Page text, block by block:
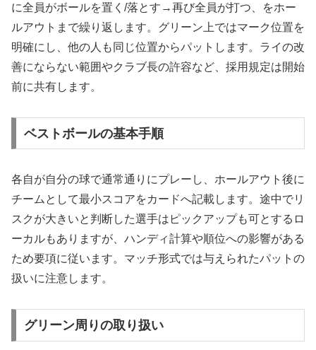
に全員がボールを置く/落とす→再び全員が打つ、をホー
ルアウトまで繰り返します。グリーン上ではマーク位置を
明確にし、他の人も同じ位置からパットします。ライの改
善にならない範囲やクラブ長の許容など、採用規定は開始
前に共有します。
ベストボールの基本手順
各自が自分の球で通常通りにプレーし、ホールアウト後に
チームとして最小スコアをカードへ記載します。途中でリ
スクが大きいと判断した選手はピックアップも可とするロ
ーカルもありますが、ハンディ計算や順位への影響がある
ため要項に従います。マッチ形式では与えられたパットの
扱いに注意します。
グリーン周りの取り扱い